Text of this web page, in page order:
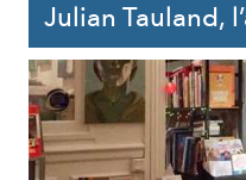
Julian Tauland,